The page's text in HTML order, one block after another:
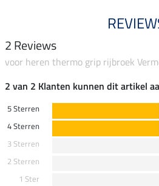
2 Reviews
voor heren thermo grip rijbroek
2 van 2 Klanten kunnen dit artikel
5 Sterren
4 Sterren
3 Sterren
2 Sterren
1 Ster